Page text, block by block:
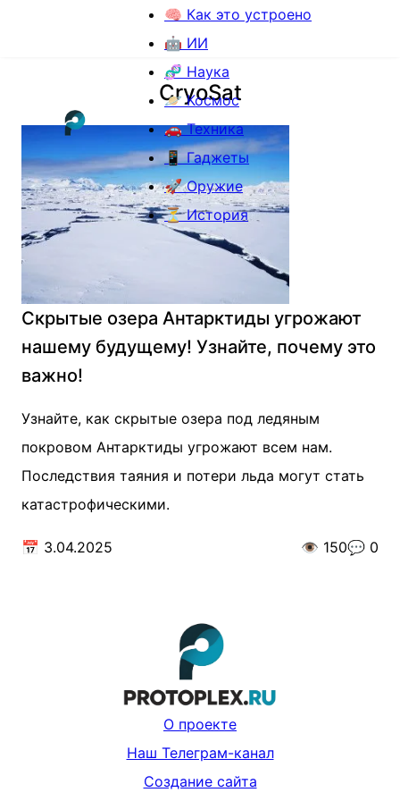
🧠 Как это устроено
🤖 ИИ
🧬 Наука
🪐 Космос
🚗 Техника
📱 Гаджеты
🚀 Оружие
⏳ История
CryoSat
Скрытые озера Антарктиды угрожают
нашему будущему! Узнайте, почему это
важно!
Узнайте, как скрытые озера под ледяным
покровом Антарктиды угрожают всем нам.
Последствия таяния и потери льда могут стать
катастрофическими.
📅 3.04.2025 👁️ 150💬 0
О проекте
Наш Телеграм-канал
Создание сайта